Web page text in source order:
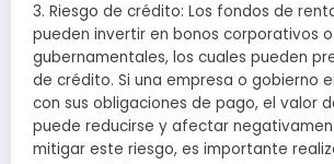
3. Riesgo de crédito: Los fondos de
pueden invertir en bonos corporativos o
gubernamentales, los cuales pueden
de crédito. Si una empresa o gobierno
con sus obligaciones de pago, el valor
puede reducirse y afectar
mitigar este riesgo, es importante